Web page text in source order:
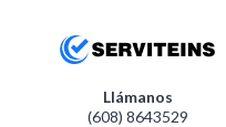
Llámanos
(608) 8643529